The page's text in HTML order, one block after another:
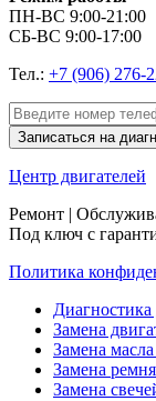
ПН-ВС 9:00-21:00
СБ-ВС 9:00-17:00
Тел.: +7 (906) 276-
Центр двигателей
Ремонт |
Под ключ с
Политика
Диагностика
Замена
Замена
Замена
Замена